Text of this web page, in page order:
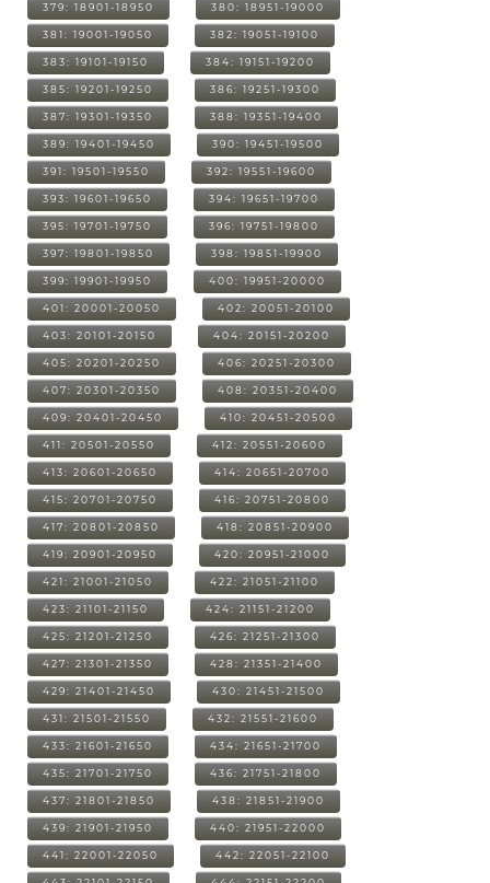
379: 18901-18950 380: 18951-19000
381: 19001-19050 382: 19051-19100
383: 19101-19150 384: 19151-19200
385: 19201-19250 386: 19251-19300
387: 19301-19350 388: 19351-19400
389: 19401-19450 390: 19451-19500
391: 19501-19550 392: 19551-19600
393: 19601-19650 394: 19651-19700
395: 19701-19750 396: 19751-19800
397: 19801-19850 398: 19851-19900
399: 19901-19950 400: 19951-20000
401: 20001-20050 402: 20051-20100
403: 20101-20150 404: 20151-20200
405: 20201-20250 406: 20251-20300
407: 20301-20350 408: 20351-20400
409: 20401-20450 410: 20451-20500
411: 20501-20550 412: 20551-20600
413: 20601-20650 414: 20651-20700
415: 20701-20750 416: 20751-20800
417: 20801-20850 418: 20851-20900
419: 20901-20950 420: 20951-21000
421: 21001-21050 422: 21051-21100
423: 21101-21150 424: 21151-21200
425: 21201-21250 426: 21251-21300
427: 21301-21350 428: 21351-21400
429: 21401-21450 430: 21451-21500
431: 21501-21550 432: 21551-21600
433: 21601-21650 434: 21651-21700
435: 21701-21750 436: 21751-21800
437: 21801-21850 438: 21851-21900
439: 21901-21950 440: 21951-22000
441: 22001-22050 442: 22051-22100